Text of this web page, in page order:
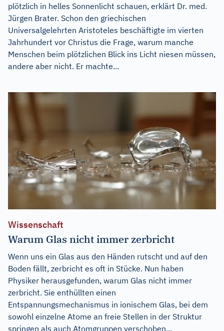
plötzlich in helles Sonnenlicht schauen, erklärt Dr. med.
Jürgen Brater. Schon den griechischen
Universalgelehrten Aristoteles beschäftigte im vierten
Jahrhundert vor Christus die Frage, warum manche
Menschen beim plötzlichen Blick ins Licht niesen müssen,
andere aber nicht. Er machte...
Wissenschaft
Warum Glas nicht immer zerbricht
Wenn uns ein Glas aus den Händen rutscht und auf den
Boden fällt, zerbricht es oft in Stücke. Nun haben
Physiker herausgefunden, warum Glas nicht immer
zerbricht. Sie enthüllten einen
Entspannungsmechanismus in ionischem Glas, bei dem
sowohl einzelne Atome an freie Stellen in der Struktur
springen als auch Atomgruppen verschoben...